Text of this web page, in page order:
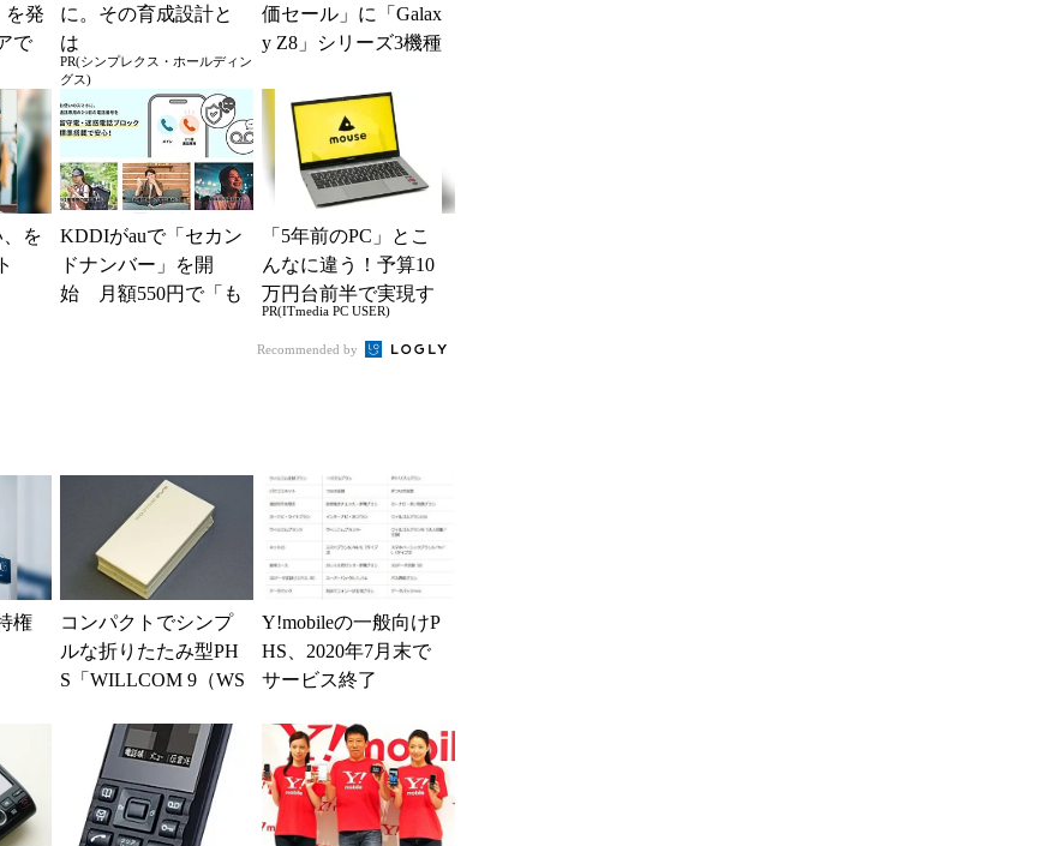
を発
で
に。その育成設計と
は
PR(シンプレクス・ホールディン
グス)
価セール」に「Galax
y Z8」シリーズ3機種
を
KDDIがauで「セカン
ドナンバー」を開
始 月額550円で「も
「5年前のPC」とこ
んなに違う！予算10
万円台前半で実現す
る快適PCライフ
PR(ITmedia PC USER)
Recommended by
権
コンパクトでシンプ
ルな折りたたみ型PH
S「WILLCOM 9（WS
Y!mobileの一般向けP
HS、2020年7月末で
サービス終了